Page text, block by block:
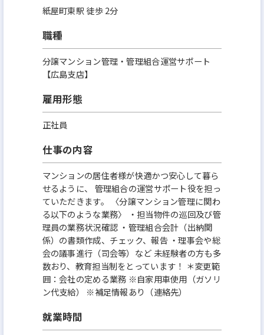
紙屋町東駅 徒歩 2分
職種
分譲マンション管理・管理組合運営サポート
【広島支店】
雇用形態
正社員
仕事の内容
マンションの居住者様が快適かつ安心して暮ら
せるように、 管理組合の運営サポート役を担っ
ていただきます。 〈分譲マンション管理に関わ
る以下のような業務〉 ・担当物件の巡回及び管
理員の業務状況確認 ・管理組合会計（出納関
係）の書類作成、チェック、報告 ・理事会や総
会の議事進行（司会等）など 未経験者の方も多
数おり、教育担当制をとっています！ ＊変更範
囲：会社の定める業務 ※自家用車使用（ガソリ
ン代支給） ※補足情報あり（連絡先）
就業時間